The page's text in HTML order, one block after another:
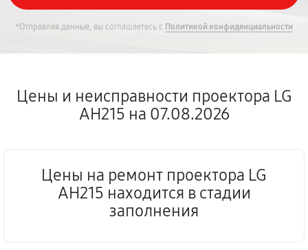
*Отправляя данные, вы соглашаетесь с Политикой конфиденциальности
Цены и неисправности проектора LG
AH215 на 07.08.2026
Цены на ремонт проектора LG
AH215 находится в стадии
заполнения